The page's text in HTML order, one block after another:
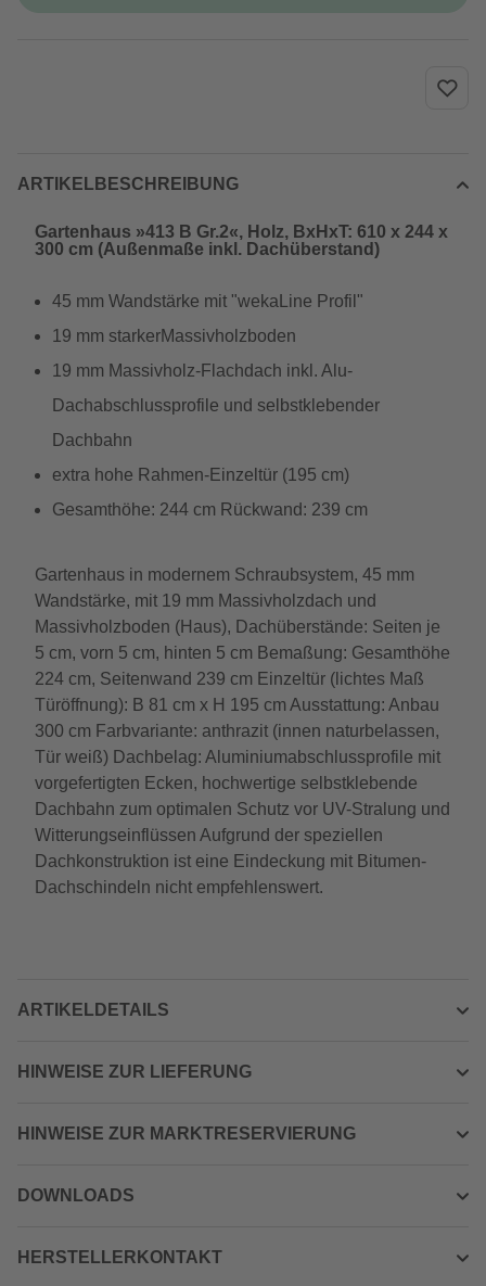
ARTIKELBESCHREIBUNG
Gartenhaus »413 B Gr.2«, Holz, BxHxT: 610 x 244 x
300 cm (Außenmaße inkl. Dachüberstand)
45 mm Wandstärke mit "wekaLine Profil"
19 mm starkerMassivholzboden
19 mm Massivholz-Flachdach inkl. Alu-
Dachabschlussprofile und selbstklebender
Dachbahn
extra hohe Rahmen-Einzeltür (195 cm)
Gesamthöhe: 244 cm Rückwand: 239 cm
Gartenhaus in modernem Schraubsystem, 45 mm
Wandstärke, mit 19 mm Massivholzdach und
Massivholzboden (Haus), Dachüberstände: Seiten je
5 cm, vorn 5 cm, hinten 5 cm Bemaßung: Gesamthöhe
224 cm, Seitenwand 239 cm Einzeltür (lichtes Maß
Türöffnung): B 81 cm x H 195 cm Ausstattung: Anbau
300 cm Farbvariante: anthrazit (innen naturbelassen,
Tür weiß) Dachbelag: Aluminiumabschlussprofile mit
vorgefertigten Ecken, hochwertige selbstklebende
Dachbahn zum optimalen Schutz vor UV-Stralung und
Witterungseinflüssen Aufgrund der speziellen
Dachkonstruktion ist eine Eindeckung mit Bitumen-
Dachschindeln nicht empfehlenswert.
ARTIKELDETAILS
HINWEISE ZUR LIEFERUNG
HINWEISE ZUR MARKTRESERVIERUNG
DOWNLOADS
HERSTELLERKONTAKT